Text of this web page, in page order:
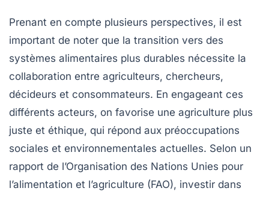
Prenant en compte plusieurs perspectives, il est
important de noter que la transition vers des
systèmes alimentaires plus durables nécessite la
collaboration entre agriculteurs, chercheurs,
décideurs et consommateurs. En engageant ces
différents acteurs, on favorise une agriculture plus
juste et éthique, qui répond aux préoccupations
sociales et environnementales actuelles. Selon un
rapport de l’Organisation des Nations Unies pour
l’alimentation et l’agriculture (FAO), investir dans